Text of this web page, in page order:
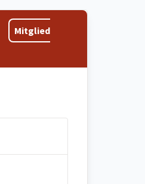
Mitglied